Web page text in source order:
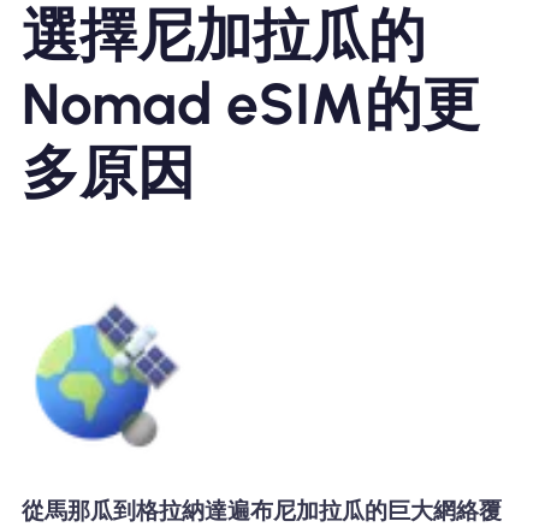
選擇尼加拉瓜的
Nomad eSIM的更
多原因
從馬那瓜到格拉納達遍布尼加拉瓜的巨大網絡覆